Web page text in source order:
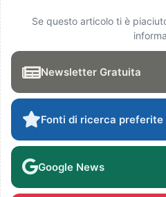
Se questo articolo ti è
Newsletter Gratuita
Fonti di ricerca preferite
Google News